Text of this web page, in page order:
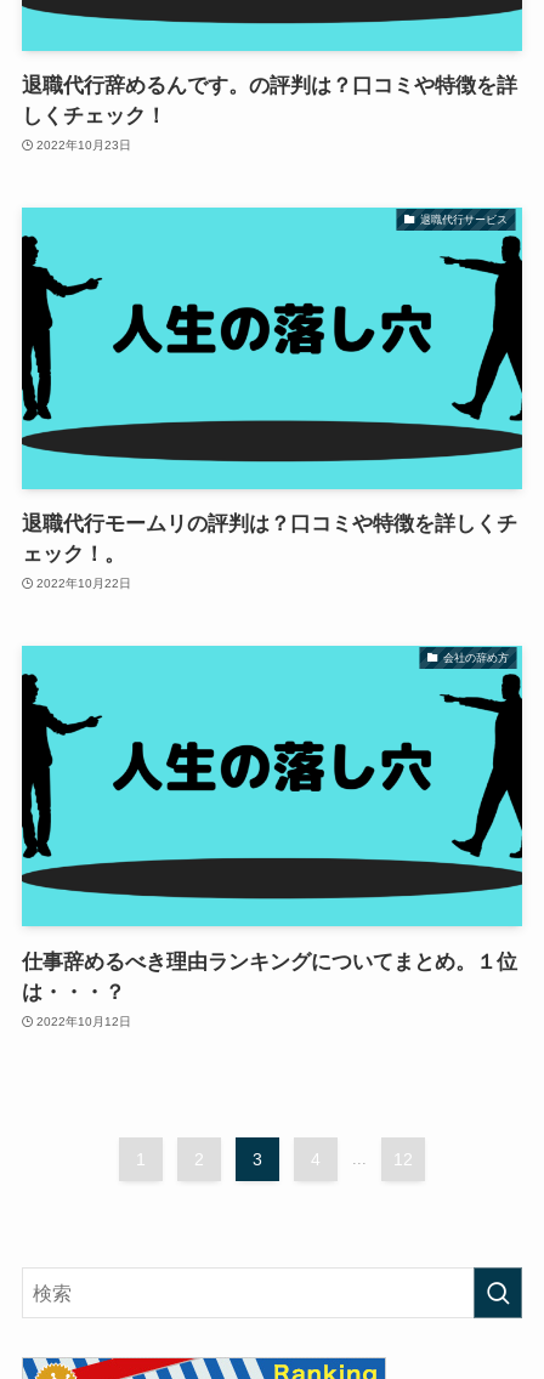
退職代行辞めるんです。の評判は？口コミや特徴を詳
しくチェック！
2022年10月23日
退職代行サービス
退職代行モームリの評判は？口コミや特徴を詳しくチ
ェック！。
2022年10月22日
会社の辞め方
仕事辞めるべき理由ランキングについてまとめ。１位
は・・・？
2022年10月12日
1 2 3 4 ... 12